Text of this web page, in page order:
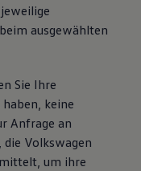
ausgewählten
Sie Ihre
keine
Anfrage an
Volkswagen
um ihre